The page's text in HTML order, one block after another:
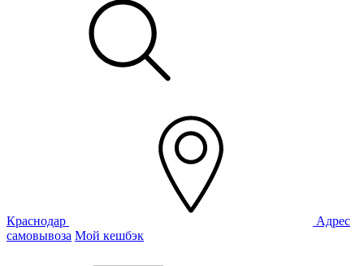
Краснодар
Адрес
самовывоза Мой кешбэк